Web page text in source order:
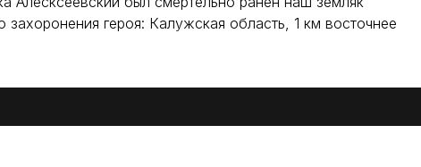
героя: Калужская область, 1 км восточнее